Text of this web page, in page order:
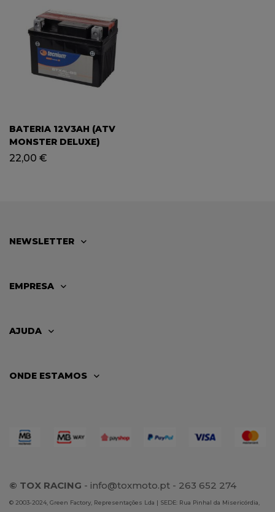
BATERIA 12V3AH (ATV
MONSTER DELUXE)
22,00 €
NEWSLETTER
EMPRESA
AJUDA
ONDE ESTAMOS
© TOX RACING - info@toxmoto.pt - 263 652 274
© 2003-2024, Green Factory, Representações Lda | SEDE: Rua Pinhal da Misericórdia,